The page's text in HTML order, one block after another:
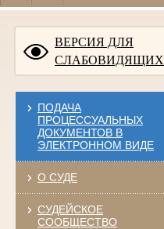
ВЕРСИЯ ДЛЯ
СЛАБОВИДЯЩИХ
ПОДАЧА
ПРОЦЕССУАЛЬНЫХ
ДОКУМЕНТОВ В
ЭЛЕКТРОННОМ ВИДЕ
О СУДЕ
СУДЕЙСКОЕ
СООБЩЕСТВО